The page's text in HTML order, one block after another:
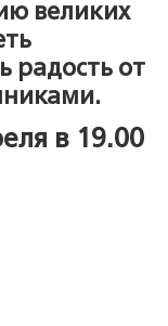
великих
радость от
в 19.00